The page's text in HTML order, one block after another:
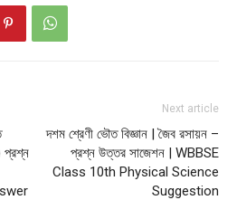
প্রশ্ন
Next article
দশম শ্রেণী ভৌত বিজ্ঞান | জৈব রসায়ন –
প্রশ্ন উত্তর সাজেশন | WBBSE
Class 10th Physical Science
Suggestion